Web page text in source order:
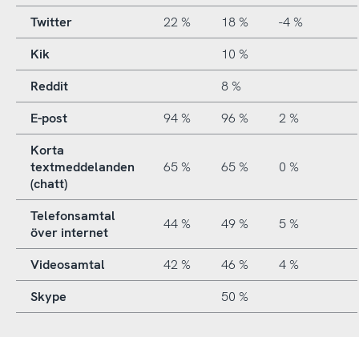
Twitter
22 % 18 %
-4 %
Kik
10 %
Reddit
8 %
E-post
94 % 96 %
2 %
Korta
textmeddelanden
(chatt)
65 % 65 % 0 %
Telefonsamtal
över internet
44 % 49 % 5 %
Videosamtal 42 % 46 %
4 %
Skype
50 %